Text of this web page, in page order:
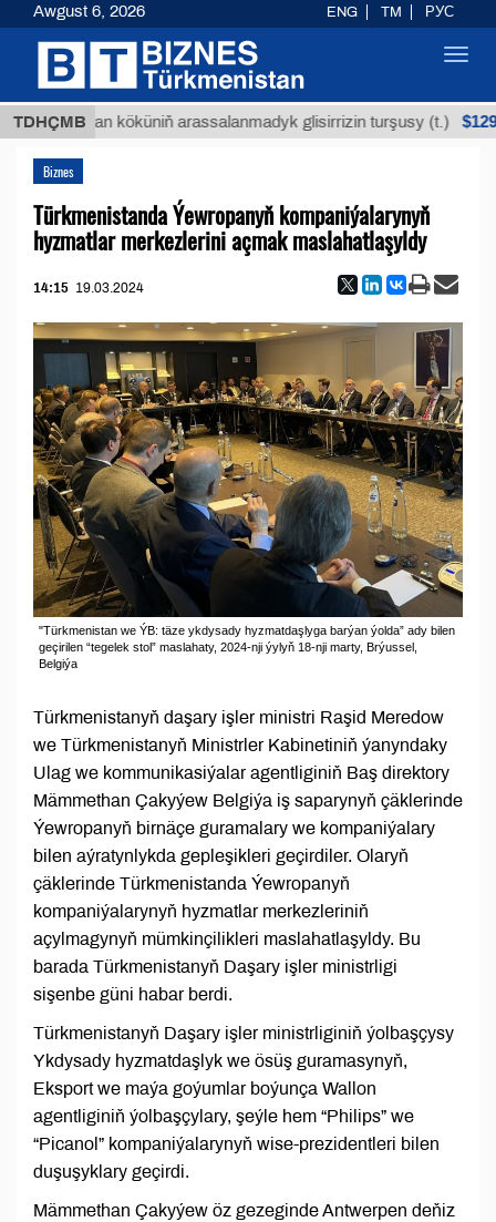
TDHÇMB
Buýan köküniň arassalanmadyk glisirrizin turşusy (t.) $12935,18
Biznes
Türkmenistanda Ýewropanyň kompaniýalarynyň
hyzmatlar merkezlerini açmak maslahatlaşyldy
14:15 19.03.2024
"Türkmenistan we ÝB: täze ykdysady hyzmatdaşlyga barýan ýolda” ady bilen
geçirilen “tegelek stol” maslahaty, 2024-nji ýylyň 18-nji marty, Brýussel,
Belgiýa
Türkmenistanyň daşary işler ministri Raşid Meredow
we Türkmenistanyň Ministrler Kabinetiniň ýanyndaky
Ulag we kommunikasiýalar agentliginiň Baş direktory
Mämmethan Çakyýew Belgiýa iş saparynyň çäklerinde
Ýewropanyň birnäçe guramalary we kompaniýalary
bilen aýratynlykda gepleşikleri geçirdiler. Olaryň
çäklerinde Türkmenistanda Ýewropanyň
kompaniýalarynyň hyzmatlar merkezleriniň
açylmagynyň mümkinçilikleri maslahatlaşyldy. Bu
barada Türkmenistanyň Daşary işler ministrligi
sişenbe güni habar berdi.
Türkmenistanyň Daşary işler ministrliginiň ýolbaşçysy
Ykdysady hyzmatdaşlyk we ösüş guramasynyň,
Eksport we maýa goýumlar boýunça Wallon
agentliginiň ýolbaşçylary, şeýle hem “Philips” we
“Picanol” kompaniýalarynyň wise-prezidentleri bilen
duşuşyklary geçirdi.
Mämmethan Çakyýew öz gezeginde Antwerpen deňiz
Awgust 6, 2026 ENG TM РУС